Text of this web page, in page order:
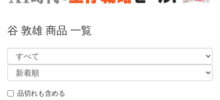
谷 敦雄 商品 一覧
品切れも含める